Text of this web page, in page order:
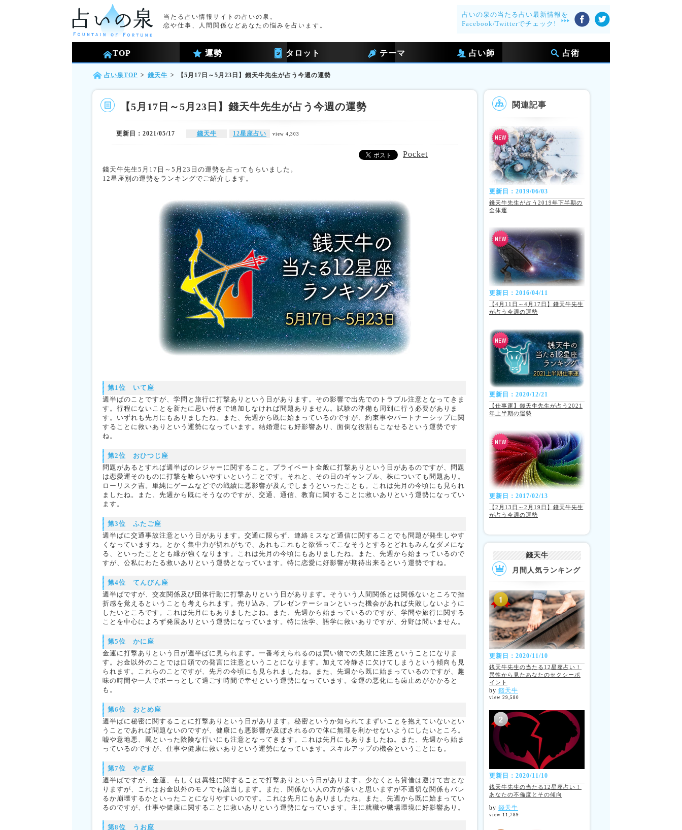
当たる占い情報サイトの占いの泉。
恋や仕事、人間関係などあなたの悩みを占います。
占いの泉の当たる占い最新情報を
Facebook/Twitterでチェック!
TOP 運勢 タロット テーマ 占い師 占術
占い泉TOP > 錢天牛 > 【5月17日～5月23日】錢天牛先生が占う今週の運勢
【5月17日～5月23日】錢天牛先生が占う今週の運勢
更新日：2021/05/17 錢天牛 12星座占い view 4,303
Pocket
錢天牛先生5月17日～5月23日の運勢を占ってもらいました。
12星座別の運勢をランキングでご紹介します。
第1位 いて座
週半ばのことですが、学問と旅行に打撃ありという日があります。その影響で出先でのトラブル注意となってきま
す。行程にないことを新たに思い付きで追加しなければ問題ありません。試験の準備も周到に行う必要がありま
す。いずれも先月にもありましたね。また、先週から既に始まっているのですが、約束事やパートナーシップに関
することに救いありという運勢になっています。結婚運にも好影響あり、面倒な役割もこなせるという運勢です
ね。
第2位 おひつじ座
問題があるとすれば週半ばのレジャーに関すること。プライベート全般に打撃ありという日があるのですが、問題
は恋愛運そのものに打撃を喰らいやすいということです。それと、その日のギャンブル、株についても問題あり。
ローリスク吉。単純にゲームなどでの戦績に悪影響が及んでしまうといったことも。これは先月の今頃にも見られ
ましたね。また、先週から既にそうなのですが、交通、通信、教育に関することに救いありという運勢になってい
ます。
第3位 ふたご座
週半ばに交通事故注意という日があります。交通に限らず、連絡ミスなど通信に関することでも問題が発生しやす
くなっていますね。とかく集中力が切れがちで、あれもこれもと欲張ってこなそうとするとどれもみんなダメにな
る、といったこととも縁が強くなります。これは先月の今頃にもありましたね。また、先週から始まっているので
すが、公私にわたる救いありという運勢となっています。特に恋愛に好影響が期待出来るという運勢ですね。
第4位 てんびん座
週半ばですが、交友関係及び団体行動に打撃ありという日があります。そういう人間関係とは関係ないところで挫
折感を覚えるということも考えられます。売り込み、プレゼンテーションといった機会があれば失敗しないように
したいところです。これは先月にもありましたよね。また、先週から始まっているのですが、学問や旅行に関する
ことを中心によろず発展ありという運勢になっています。特に法学、語学に救いありですが、分野は問いません。
第5位 かに座
金運に打撃ありという日が週半ばに見られます。一番考えられるのは買い物での失敗に注意ということになりま
す。お金以外のことでは口頭での発言に注意ということになります。加えて冷静さに欠けてしまうという傾向も見
られます。これらのことですが、先月の今頃にも見られましたね。また、先週から既に始まっているのですが、趣
味の時間や一人でボーっとして過ごす時間で幸せという運勢になっています。金運の悪化にも歯止めがかかると
も。
第6位 おとめ座
週半ばに秘密に関することに打撃ありという日があります。秘密というか知られてまずいことを抱えていないとい
うことであれば問題ないのですが、健康にも悪影響が及ぼされるので体に無理を利かせないようにしたいところ。
嘘や意地悪、罠といった陰険な行いにも注意となってきます。これは先月にもありましたね。また、先週から始ま
っているのですが、仕事や健康に救いありという運勢になっています。スキルアップの機会ということにも。
第7位 やぎ座
週半ばですが、金運、もしくは異性に関することで打撃ありという日があります。少なくとも貸借は避けて吉とな
りますが、これはお金以外のモノでも該当します。また、関係ない人の方が多いと思いますが不適切な関係もバレ
るか崩壊するかといったことになりやすいのです。これは先月にもありましたね。また、先週から既に始まってい
るのですが、仕事や健康に関することに救いありという運勢になっています。主に就職や職場環境に好影響あり。
第8位 うお座
関連記事
更新日：2019/06/03
錢天牛先生が占う2019年下半期の
全体運
更新日：2016/04/11
【4月11日～4月17日】錢天牛先生
が占う今週の運勢
更新日：2020/12/21
【仕事運】錢天牛先生が占う2021
年上半期の運勢
更新日：2017/02/13
【2月13日～2月19日】錢天牛先生
が占う今週の運勢
錢天牛
月間人気ランキング
更新日：2020/11/10
銭天牛先生の当たる12星座占い！
異性から見たあなたのセクシーポ
イント
by 錢天牛
view 29,580
更新日：2020/11/10
銭天牛先生の当たる12星座占い！
あなたの不倫度とその傾向
by 錢天牛
view 11,789